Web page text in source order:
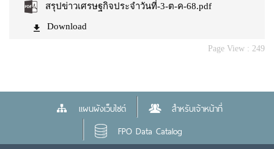
สรุปข่าวเศรษฐกิจประจำวันที่-3-ต-ค-68.pdf
Download
Page View : 249
แผนผังเว็บไซต์
สำหรับเจ้าหน้าที่
FPO Data Catalog